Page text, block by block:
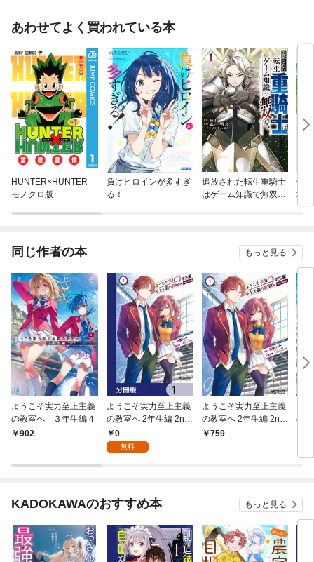
あわせてよく買われている本
HUNTER×HUNTER
モノクロ版
負けヒロインが多すぎ
る！
追放された転生重騎士
はゲーム知識で無双す
領
境
同じ作者の本 もっと見る
ようこそ実力至上主義
の教室へ ３年生編４
902
ようこそ実力至上主義
の教室へ 2年生編 2nd
Stage【分冊版】 1
0
無料
ようこそ実力至上主義
の教室へ 2年生編 2nd
Stage 1
759
の
KADOKAWAのおすすめ本 もっと見る